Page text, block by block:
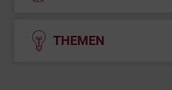
THEMEN